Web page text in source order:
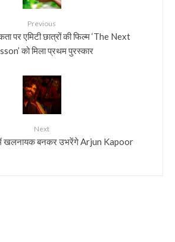
Previous
पर एमिटी छात्रों की फिल्म ‘The Next
को मिला प्रथम पुरस्कार
Next
में खलनायक बनकर उभरेंगे Arjun Kapoor